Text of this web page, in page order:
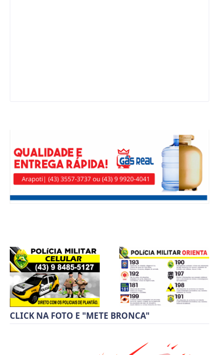
CLICK NA FOTO E "METE BRONCA"